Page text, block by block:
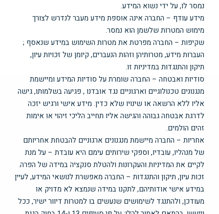
נמסר לו, על ידי נשוא המידע.
מידע עודף – החברה אינה אוספת מידע מעבר לנדרש לצורך
מימוש המטרות שלשמן הוא נמסר.
שקיפות – החברה מפרטת את מטרות השימוש במידע שנאסף ;
העברות מידע, מטרותיהן וזהות הנעברים, קיומן של זכויות עיון,
תיקון והתנגדות במדיניות זו.
סודיות ואבטחה – החברה שומרת על סודיות המידע ומיישמת
מנגנונים טכנולוגיים וארגוניים נגד אובדנו , פגיעה בשלמותו, גישה
אליו ללא הרשאה או שינויו שלא כדין. מידע אישי ורגיש יזכה
לדרגת אבטחה גבוהה והגישה אליו תחייב הליכי זיהוי או אימות
זהים הולמים.
אחריות – החברה מיישמת מנגנונים ארגוניים להבטחת אחריותם
של מנהליו, עובדיו, וספקי שירותים עימם היא עובדת – על מנת
לקיים את המדיניות והעקרונות ולהטלת סנקציה במידה של הפרה.
זכות עיון, תיקון והתנגדות – החברה מאפשרת לנושאי המידע, לעיין
במידע אישי אודותיהם, לתקנו במידה שנמצא לא מדויק או
מעודכן, ולהתנגד לשימושים שנעשים בו למטרות דיוור ישיר, ככל